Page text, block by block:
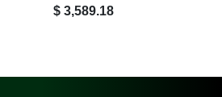
$ 3,589.18